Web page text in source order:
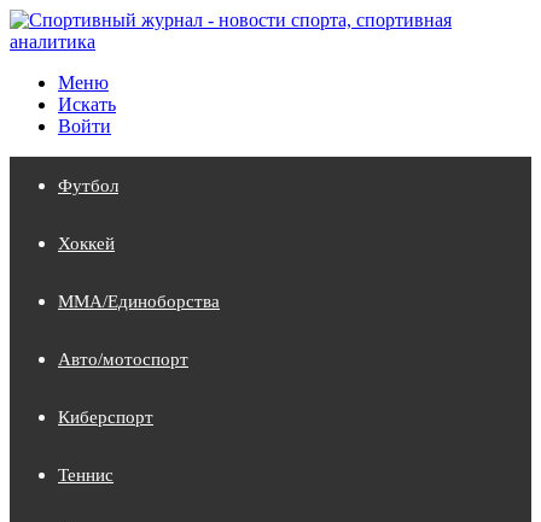
Меню
Искать
Войти
Футбол
Хоккей
MMA/Единоборства
Авто/мотоспорт
Киберспорт
Теннис